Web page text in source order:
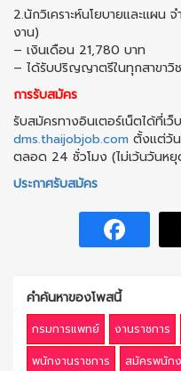
2.นักวิเคราะห์นโยบายและแผน
งาน)
– เงินเดือน 21,780 บาท
– ได้รับปริญญาตรีในทุกสาขาวิ
การรับสมัคร
รับสมัครทางอินเตอร์เน็ตได้ที่เว็
dms.thaijobjob.com ตั้งแต่วั
ตลอด 24 ชั่วโมง (ไม่เว้นวันหยุ
ประกาศรับสมัคร
คำค้นหาของโพสนี้
กรมการแพทย์ งานราชการ
พนักงานราชการ
สมัครพนัก